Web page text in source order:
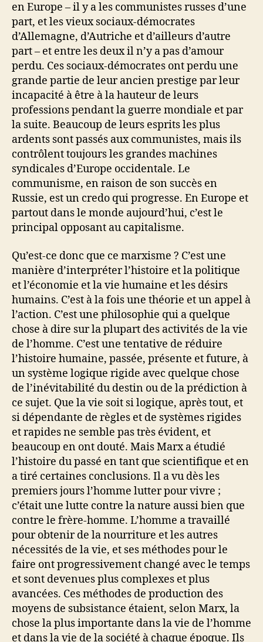
en Europe – il y a les communistes russes d’une
part, et les vieux sociaux-démocrates
d’Allemagne, d’Autriche et d’ailleurs d’autre
part – et entre les deux il n’y a pas d’amour
perdu. Ces sociaux-démocrates ont perdu une
grande partie de leur ancien prestige par leur
incapacité à être à la hauteur de leurs
professions pendant la guerre mondiale et par
la suite. Beaucoup de leurs esprits les plus
ardents sont passés aux communistes, mais ils
contrôlent toujours les grandes machines
syndicales d’Europe occidentale. Le
communisme, en raison de son succès en
Russie, est un credo qui progresse. En Europe et
partout dans le monde aujourd’hui, c’est le
principal opposant au capitalisme.
Qu’est-ce donc que ce marxisme ? C’est une
manière d’interpréter l’histoire et la politique
et l’économie et la vie humaine et les désirs
humains. C’est à la fois une théorie et un appel à
l’action. C’est une philosophie qui a quelque
chose à dire sur la plupart des activités de la vie
de l’homme. C’est une tentative de réduire
l’histoire humaine, passée, présente et future, à
un système logique rigide avec quelque chose
de l’inévitabilité du destin ou de la prédiction à
ce sujet. Que la vie soit si logique, après tout, et
si dépendante de règles et de systèmes rigides
et rapides ne semble pas très évident, et
beaucoup en ont douté. Mais Marx a étudié
l’histoire du passé en tant que scientifique et en
a tiré certaines conclusions. Il a vu dès les
premiers jours l’homme lutter pour vivre ;
c’était une lutte contre la nature aussi bien que
contre le frère-homme. L’homme a travaillé
pour obtenir de la nourriture et les autres
nécessités de la vie, et ses méthodes pour le
faire ont progressivement changé avec le temps
et sont devenues plus complexes et plus
avancées. Ces méthodes de production des
moyens de subsistance étaient, selon Marx, la
chose la plus importante dans la vie de l’homme
et dans la vie de la société à chaque époque. Ils